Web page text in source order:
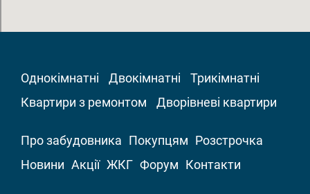
Однокімнатні Двокімнатні
Трикімнатні
Квартири з ремонтом
Дворівневі квартири
Про забудовника Покупцям Розстрочка
Новини Акції ЖКГ Форум Контакти